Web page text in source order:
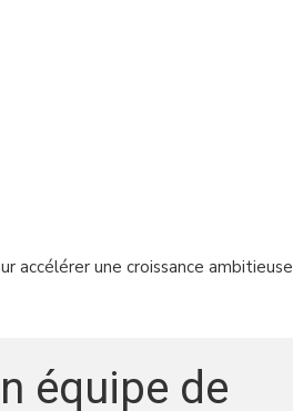
accélérer une croissance ambitieuse
équipe de